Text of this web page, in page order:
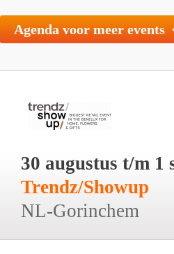
Agenda voor meer
30 augustus t/m 1
Trendz/Showup
NL-Gorinchem